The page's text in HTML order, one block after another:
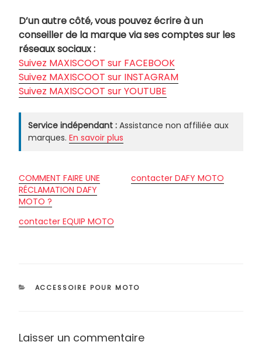
D’un autre côté, vous pouvez écrire à un
conseiller de la marque via ses comptes sur les
réseaux sociaux :
Suivez MAXISCOOT sur FACEBOOK
Suivez MAXISCOOT sur INSTAGRAM
Suivez MAXISCOOT sur YOUTUBE
Service indépendant : Assistance non affiliée aux
marques. En savoir plus
COMMENT FAIRE UNE
RÉCLAMATION DAFY
MOTO ?
contacter DAFY MOTO
contacter EQUIP MOTO
CATÉGORIES
ACCESSOIRE POUR MOTO
Laisser un commentaire